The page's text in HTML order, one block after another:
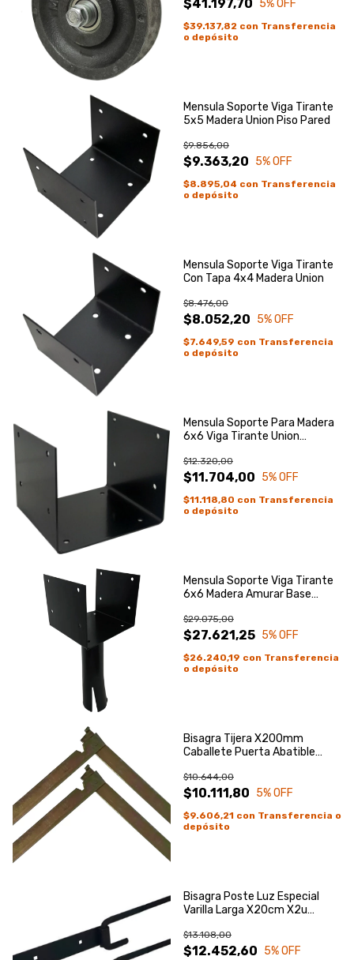
$41.197,70 5% OFF
$39.137,82 con Transferencia
o depósito
Mensula Soporte Viga Tirante
5x5 Madera Union Piso Pared
$9.363,20
$9.856,00
5% OFF
$8.895,04 con Transferencia
o depósito
Mensula Soporte Viga Tirante
Con Tapa 4x4 Madera Union
$8.052,20
$8.476,00
5% OFF
$7.649,59 con Transferencia
o depósito
Mensula Soporte Para Madera
6x6 Viga Tirante Union
$11.704,00
$12.320,00
5% OFF
$11.118,80 con Transferencia
o depósito
Mensula Soporte Viga Tirante
6x6 Madera Amurar Base
$27.621,25
$29.075,00
5% OFF
$26.240,19 con Transferencia
o depósito
Bisagra Tijera X200mm
Caballete Puerta Abatible
$10.111,80
$10.644,00
5% OFF
$9.606,21 con Transferencia o
depósito
Bisagra Poste Luz Especial
Varilla Larga X20cm X2u
$12.452,60
$13.108,00
5% OFF